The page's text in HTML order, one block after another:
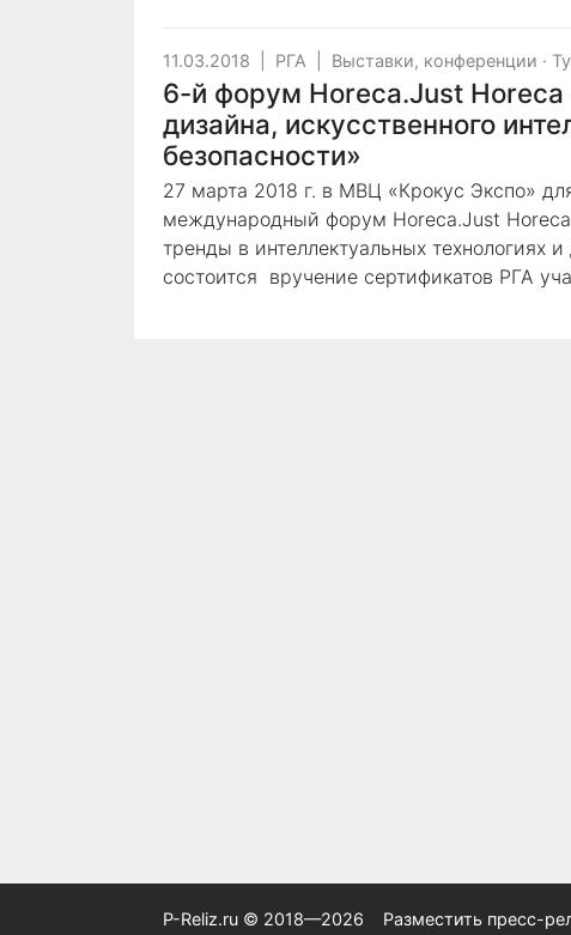
11.03.2018 РГА Выставки, конференции ·
6-й форум Horeca.Just Horeca
дизайна, искусственного
безопасности»
27 марта 2018 г. в МВЦ «Крокус Экспо»
международный форум Horeca.Just
тренды в интеллектуальных технологиях
состоится вручение сертификатов РГА
P-Reliz.ru © 2018—2026 Разместить пресс-